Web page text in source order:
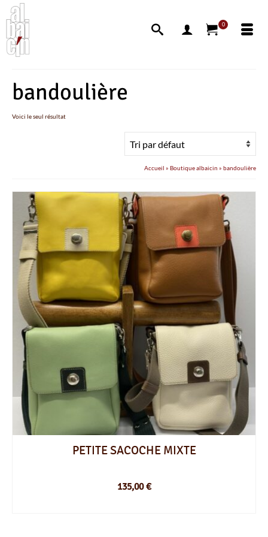
0
bandoulière
Voici le seul résultat
Accueil » Boutique albaicin » bandoulière
PETITE SACOCHE MIXTE
135,00€